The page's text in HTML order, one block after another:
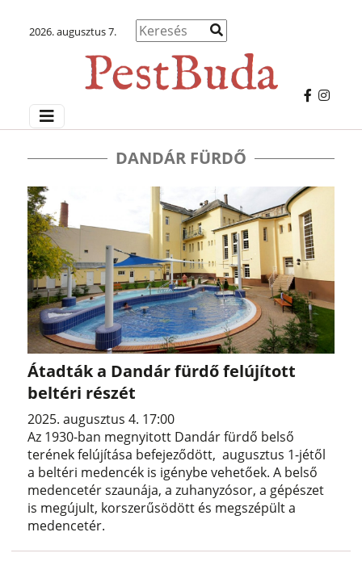
2026. augusztus 7.
DANDÁR FÜRDŐ
Átadták a Dandár fürdő felújított
beltéri részét
2025. augusztus 4. 17:00
Az 1930-ban megnyitott Dandár fürdő belső
terének felújítása befejeződött, augusztus 1-jétől
a beltéri medencék is igénybe vehetőek. A belső
medencetér szaunája, a zuhanyzósor, a gépészet
is megújult, korszerűsödött és megszépült a
medencetér.